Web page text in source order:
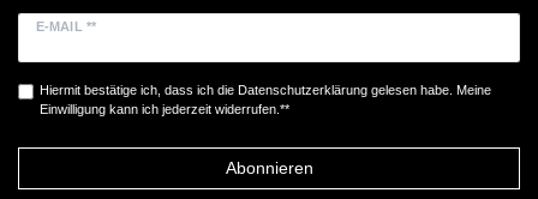
E-MAIL **
Hiermit bestätige ich, dass ich die Daten­schutz­erklärunggelesen habe. Meine
Einwilligung kann ich jederzeit widerrufen.**
Abonnieren